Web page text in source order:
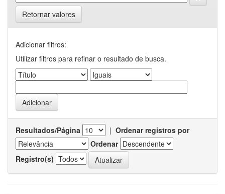
Retornar valores
Adicionar filtros:
Utilizar filtros para refinar o resultado de busca.
Resultados/Página | Ordenar registros por
Ordenar
Registro(s)